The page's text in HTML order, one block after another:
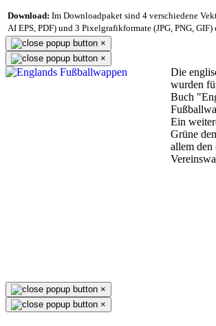
Download: Im Downloadpaket sind 4 verschiedene
AI EPS, PDF) und 3 Pixelgrafikformate (JPG, PNG, GIF)
×
×
Die
wurden
Buch
Ein
Grüne
allem den
×
×